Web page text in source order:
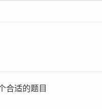
合适的题目